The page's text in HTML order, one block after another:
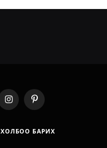
InstagramPinterest
ХОЛБОО БАРИХ